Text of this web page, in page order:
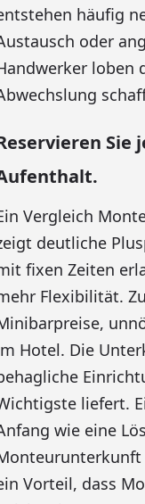
häufig
oder
loben
Sie
Vergleich
deutliche
fixen Zeiten
Flexibilität.
Hotel. Die
liefert.
wie eine
Vorteil, dass